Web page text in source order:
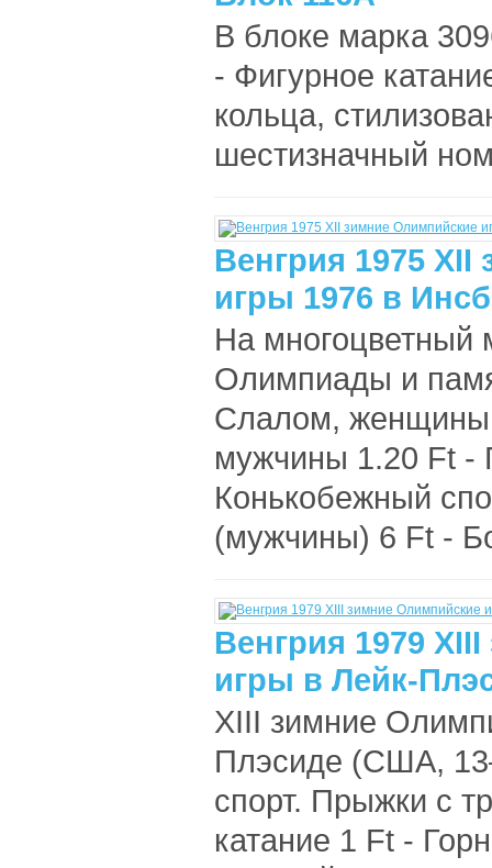
В блоке марка
- Фигурное
кольца,
шестизначный
Венгрия 1975
игры 1976 в
На многоцветный
Олимпиады и
Слалом, женщины
мужчины 1.20 Ft -
Конькобежный
(мужчины) 6 Ft -
Венгрия 1979
игры в Лейк-
XIII зимние
Плэсиде (США,
спорт. Прыжки с
катание 1 Ft -